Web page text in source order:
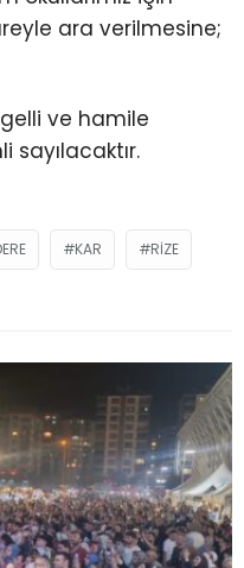
ara verilmesine;
ve hamile
sayılacaktır.
KAR RIZE